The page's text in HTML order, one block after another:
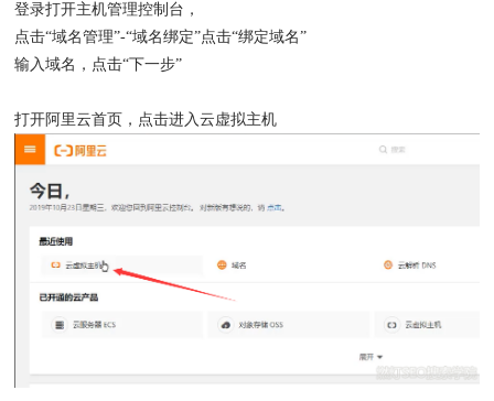
登录打开主机管理控制台，
点击“域名管理”-“域名绑定”点击“绑定域名”
输入域名，点击“下一步”
打开阿里云首页，点击进入云虚拟主机